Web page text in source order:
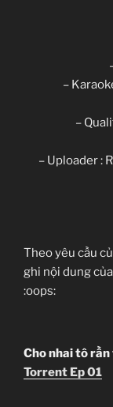
–
–
– Uploader :
Theo yêu cầu
ghi nội dung
:oops:
Cho nhai tô
Torrent Ep 01